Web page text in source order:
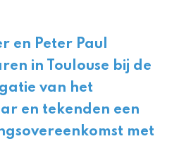
en Peter Paul
in Toulouse bij de
van het
en tekenden een
met